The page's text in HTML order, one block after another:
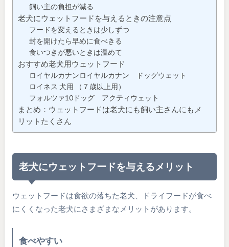
飼い主の負担が減る
老犬にウェットフードを与えるときの注意点
フードを変えるときは少しずつ
封を開けたら早めに食べきる
食いつきが悪いときは温めて
おすすめ老犬用ウェットフード
ロイヤルカナンロイヤルカナン ドッグウェット
ロイネス 犬用 （７歳以上用）
フォルツァ10ドッグ アクティウェット
まとめ：ウェットフードは老犬にも飼い主さんにもメ
リットたくさん
老犬にウェットフードを与えるメリット
ウェットフードは食欲の落ちた老犬、ドライフードが食べ
にくくなった老犬にさまざまなメリットがあります。
食べやすい